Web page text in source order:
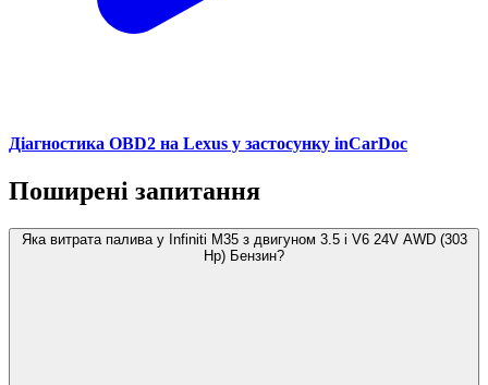
Діагностика OBD2 на Lexus у застосунку inCarDoc
Поширені запитання
Яка витрата палива у Infiniti M35 з двигуном 3.5 i V6 24V AWD (303
Hp) Бензин?